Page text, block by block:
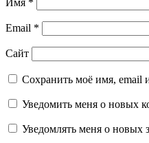
Имя *
Email *
Сайт
Сохранить моё имя, email
Уведомить меня о новых
Уведомлять меня о новых